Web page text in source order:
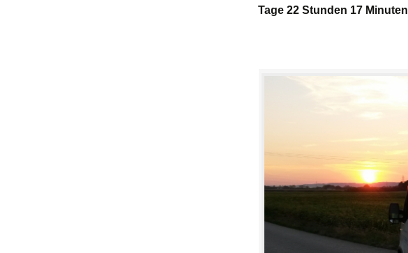
Tage 22 Stunden 17 Minuten